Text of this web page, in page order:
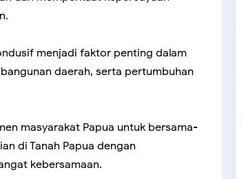
menjadi faktor penting dalam
daerah, serta pertumbuhan
masyarakat Papua untuk bersama-
di Tanah Papua dengan
kebersamaan.